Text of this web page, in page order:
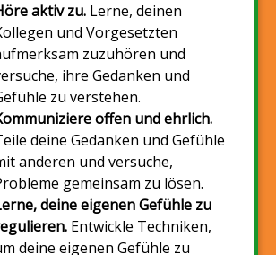
aktiv zu. Lerne, deinen
und Vorgesetzten
zuzuhören und
ihre Gedanken und
zu verstehen.
offen und ehrlich.
deine Gedanken und Gefühle
anderen und versuche,
gemeinsam zu lösen.
deine eigenen Gefühle zu
Entwickle Techniken,
deine eigenen Gefühle zu